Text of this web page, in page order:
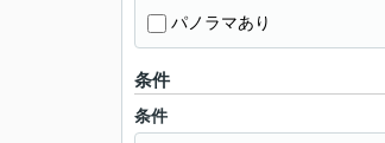
パノラマあり
条件
条件